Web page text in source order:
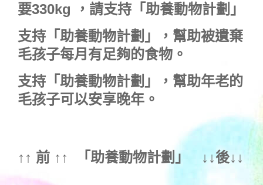
要330kg ， 請支持「助養動物計劃」
支持 「助養動物計劃」
，幫助被遺棄
毛孩子每月有足夠的食物。
支持 「助養動物計劃」
，幫助年老的
毛孩子可以安享晚年。
↑↑ 前 ↑↑ 「助養動物計劃 」 ↓↓後↓↓